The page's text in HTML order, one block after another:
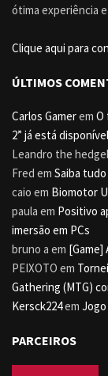
ótima experiência
Clique aqui para
ÚLTIMOS
Carlos Gamerem O
2” já está
Leandro the
Fred em Saiba
caio em Biomotor
paula em Positivo
imersão em PCs
bruno a em [Game]
PEIXOTO em
Gathering (MTG)
Kersck224em Jogo
PARCEIROS